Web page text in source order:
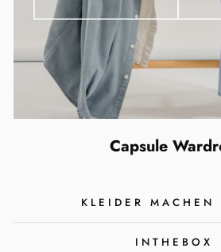
Capsule
KLEIDER MACHEN
INTHEBOX